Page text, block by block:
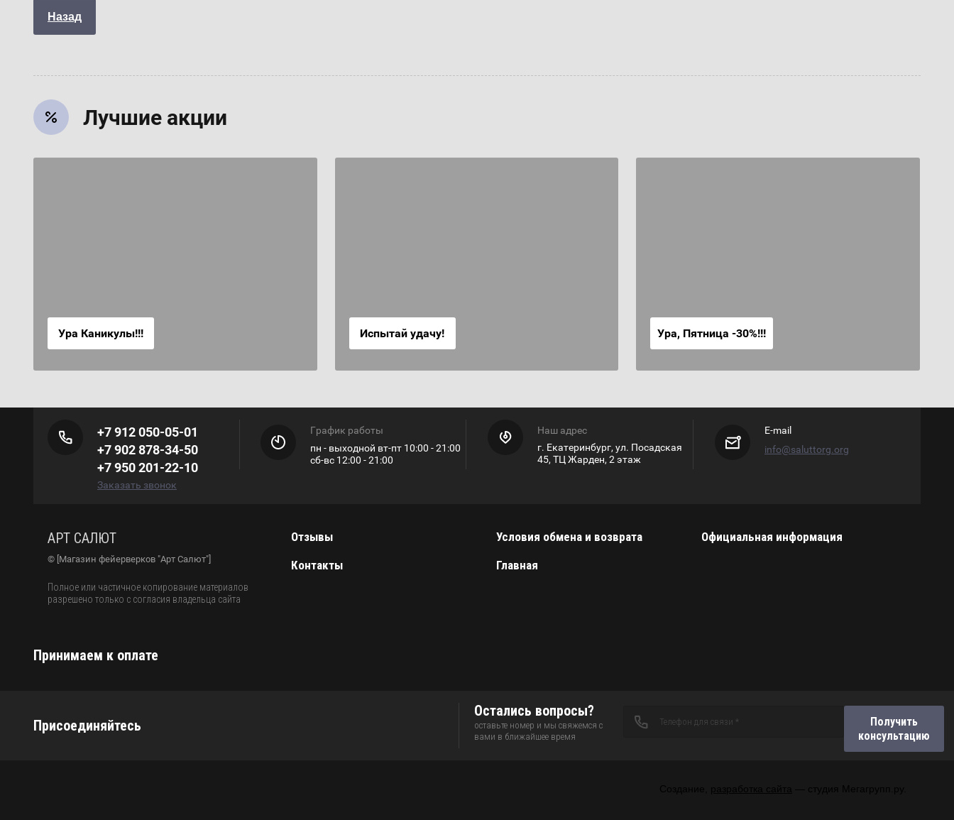
Назад
Лучшие акции
Ура Каникулы!!! Испытай удачу! Ура, Пятница -30%!!!
+7 912 050-05-01
+7 902 878-34-50
+7 950 201-22-10
Заказать звонок
График работы
пн - выходной вт-пт 10:00 - 21:00
сб-вс 12:00 - 21:00
Наш адрес
г. Екатеринбург, ул. Посадская
45, ТЦ Жарден, 2 этаж
E-mail
info@saluttorg.org
АРТ САЛЮТ
© [Магазин фейерверков "Арт Салют"]
Полное или частичное копирование материалов
разрешено только с согласия владельца сайта
Отзывы Условия обмена и возврата
Официальная информация
Контакты
Главная
Принимаем к оплате
Присоединяйтесь
Остались вопросы?
оставьте номер и мы свяжемся с
вами в ближайшее время
Получить
консультацию
Создание, разработка сайта — студия Мегагрупп.ру.